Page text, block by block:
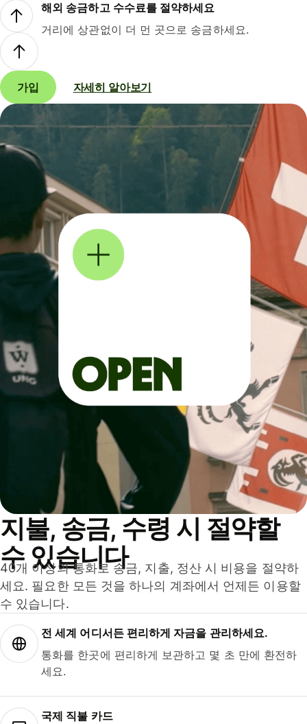
해외 송금하고 수수료를 절약하세요
거리에 상관없이 더 먼 곳으로 송금하세요.
가입 자세히 알아보기
지불, 송금, 수령 시 절약할
수 있습니다
40개 이상의 통화로 송금, 지출, 정산 시 비용을 절약하
세요. 필요한 모든 것을 하나의 계좌에서 언제든 이용할
수 있습니다.
전 세계 어디서든 편리하게 자금을 관리하세요.
통화를 한곳에 편리하게 보관하고 몇 초 만에 환전하
세요.
국제 직불 카드